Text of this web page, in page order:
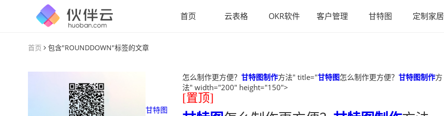
首页 云表格 OKR软件 客户管理 甘特图 定制家居
首页 包含"ROUNDDOWN"标签的文章
甘特图
怎么制作更方便？ 甘特图制作方法" title="甘特图怎么制作更方便？ 甘特图制作方
法" width="200" height="150">
[置顶]